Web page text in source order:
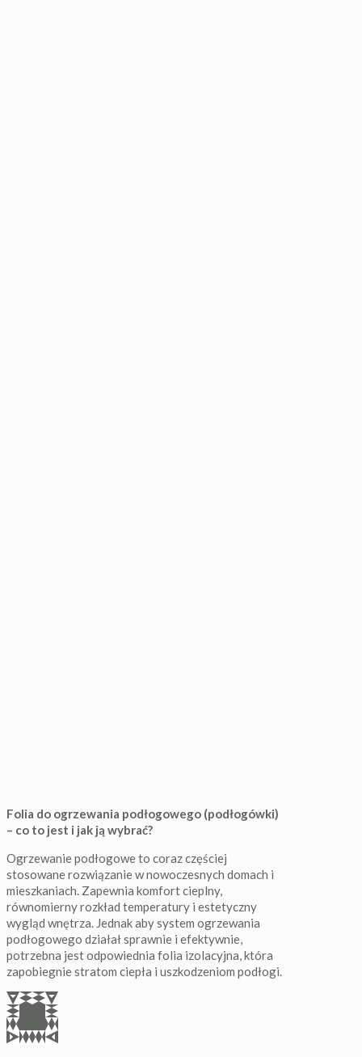
Folia do ogrzewania podłogowego (podłogówki)
– co to jest i jak ją wybrać?
Ogrzewanie podłogowe to coraz częściej
stosowane rozwiązanie w nowoczesnych domach i
mieszkaniach. Zapewnia komfort cieplny,
równomierny rozkład temperatury i estetyczny
wygląd wnętrza. Jednak aby system ogrzewania
podłogowego działał sprawnie i efektywnie,
potrzebna jest odpowiednia folia izolacyjna, która
zapobiegnie stratom ciepła i uszkodzeniom podłogi.